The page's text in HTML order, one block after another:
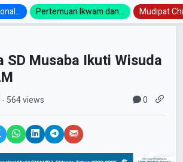
Pertemuan Ikwam dan... Mudipat
SD Musaba Ikuti Wisuda
- 564 views 0